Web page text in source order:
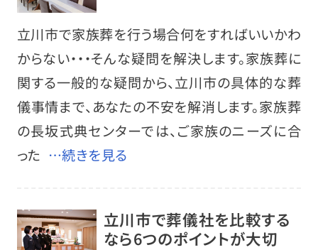
立川市で家族葬を行う場合何をすればいいかわ
からない・・・そんな疑問を解決します。家族葬に
関する一般的な疑問から、立川市の具体的な葬
儀事情まで、あなたの不安を解消します。家族葬
の長坂式典センターでは、ご家族のニーズに合
った …続きを見る
立川市で葬儀社を比較する
なら6つのポイントが大切